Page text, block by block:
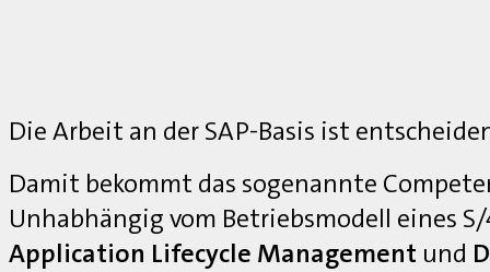
Die Arbeit an der SAP-Basis ist
Damit bekommt das sogenannte
Unhabhängig vom Betriebsmodell eines
Application Lifecycle Management und